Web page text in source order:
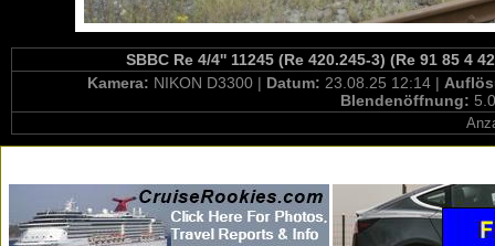
SBBC Re 4/4'' 11245 (Re 420.245-3) (Re 91 85 4
Kamera: NIKON D3300 | Datum: 23.08.25 12:14 |
Blendenöffnung: